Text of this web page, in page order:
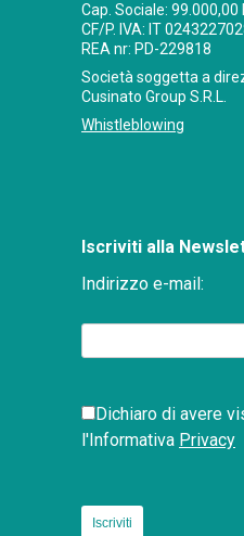
Cap. Sociale: 99.000,00
CF/P. IVA: IT
REA nr: PD-229818
Società soggetta a
Cusinato Group S.R.L.
Whistleblowing
Iscriviti alla
Indirizzo e-mail:
Dichiaro di avere
l'Informativa Privacy